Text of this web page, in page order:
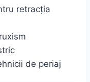
retracția
de periaj